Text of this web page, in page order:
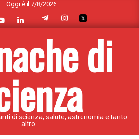
Oggi è il 7/8/2026
di
di scienza, salute, astronomia e tanto
altro.